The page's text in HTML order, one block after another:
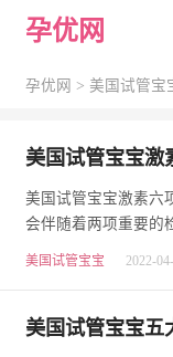
孕优网
孕优网 > 美国试管宝
美国试管宝宝激
美国试管宝宝激素六
会伴随着两项重要的
个就是我们今天要讲
美国试管宝宝 2022-
美国试管宝宝五